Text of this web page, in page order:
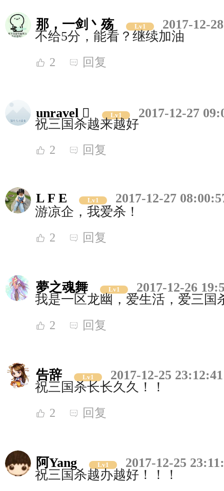
那，一剑丶殇 Lv1
2017-12-
不给5分，能看？继续加油
2 回复
unravel  Lv1 2017-12-27
祝三国杀越来越好
2 回复
L F E Lv1
2017-12-27
游凉企，我爱杀！
2 回复
夢之魂舞 Lv1
2017-12-26
我是一区龙幽，爱生活，爱三国
2 回复
告辞 Lv1
2017-12-25 23:12:41
祝三国杀长长久久！！
2 回复
阿Yang Lv1
2017-12-25
祝三国杀越办越好！！！